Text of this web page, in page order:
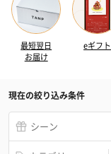
最短翌日
お届け
eギフト
現在の絞り込み条件
シーン